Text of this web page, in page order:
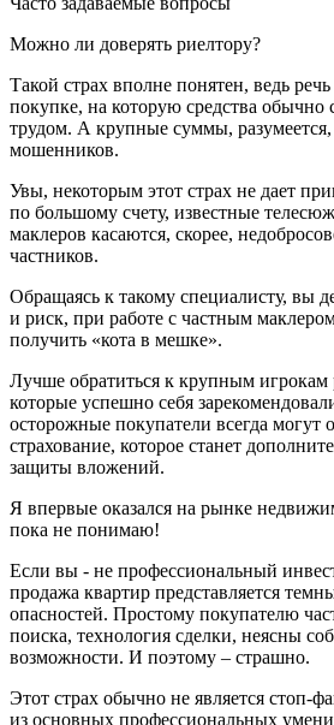
Можно ли доверять риелтору?
Такой страх вполне понятен, ведь
покупке, на которую средства
трудом. А крупные суммы,
мошенников.
Увы, некоторым этот страх не дает
по большому счету, известные
маклеров касаются, скорее,
частников.
Обращаясь к такому специалисту, вы
и риск, при работе с частным
получить «кота в мешке».
Лучше обратиться к крупным
которые успешно себя
осторожные покупатели всегда могут
страхование, которое станет
защиты вложений.
Я впервые оказался на рынке
пока не понимаю!
Если вы - не профессиональный
продажа квартир представляется
опасностей. Простому покупателю
поиска, технология сделки, неясны
возможности. И поэтому – страшно.
Этот страх обычно не является стоп-
из основных профессиональных